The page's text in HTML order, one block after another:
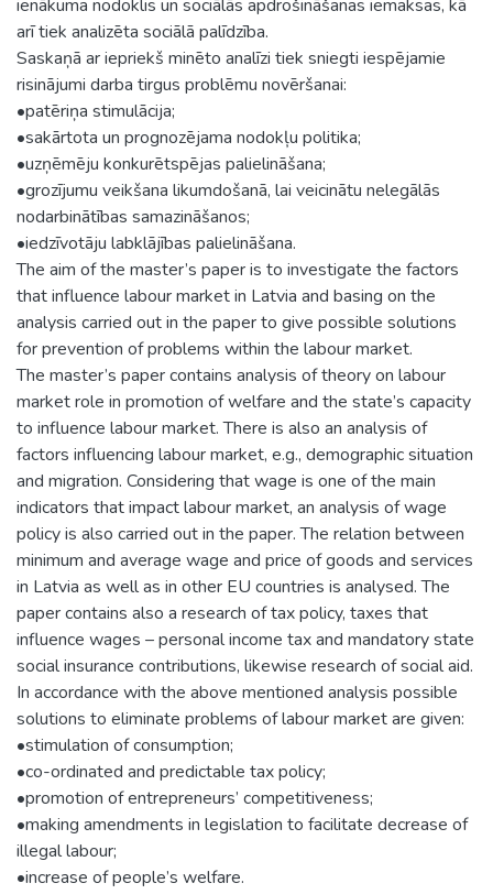
ienākuma nodoklis un sociālās apdrošināšanas iemaksas, kā
arī tiek analizēta sociālā palīdzība.
Saskaņā ar iepriekš minēto analīzi tiek sniegti iespējamie
risinājumi darba tirgus problēmu novēršanai:
•patēriņa stimulācija;
•sakārtota un prognozējama nodokļu politika;
•uzņēmēju konkurētspējas palielināšana;
•grozījumu veikšana likumdošanā, lai veicinātu nelegālās
nodarbinātības samazināšanos;
•iedzīvotāju labklājības palielināšana.
The aim of the master’s paper is to investigate the factors
that influence labour market in Latvia and basing on the
analysis carried out in the paper to give possible solutions
for prevention of problems within the labour market.
The master’s paper contains analysis of theory on labour
market role in promotion of welfare and the state’s capacity
to influence labour market. There is also an analysis of
factors influencing labour market, e.g., demographic situation
and migration. Considering that wage is one of the main
indicators that impact labour market, an analysis of wage
policy is also carried out in the paper. The relation between
minimum and average wage and price of goods and services
in Latvia as well as in other EU countries is analysed. The
paper contains also a research of tax policy, taxes that
influence wages – personal income tax and mandatory state
social insurance contributions, likewise research of social aid.
In accordance with the above mentioned analysis possible
solutions to eliminate problems of labour market are given:
•stimulation of consumption;
•co-ordinated and predictable tax policy;
•promotion of entrepreneurs’ competitiveness;
•making amendments in legislation to facilitate decrease of
illegal labour;
•increase of people’s welfare.